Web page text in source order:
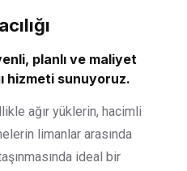
planlı ve maliyet
hizmeti sunuyoruz.
ağır yüklerin, hacimli
limanlar arasında
ideal bir